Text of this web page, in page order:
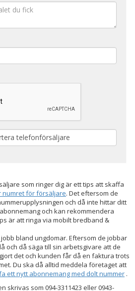
som ringer dig är ett tips att skaffa
numret för försäljare. Det eftersom de
och då inte hittar ditt
och kan rekommendera
är att ringa via mobilt bredband &
bland ungdomar. Eftersom de jobbar
och då säga till sin arbetsgivare att de
det och kunden får då en faktura trots
Du ska då alltid meddela företaget att
ett nytt abonnemang med dolt nummer .
skrivas som 094-3311423 eller 0943-